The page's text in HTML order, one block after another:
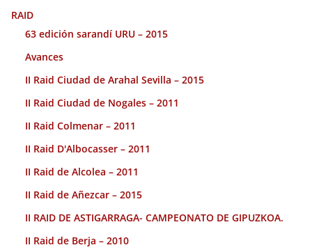
RAID
63 edición sarandí URU – 2015
Avances
II Raid Ciudad de Arahal Sevilla – 2015
II Raid Ciudad de Nogales – 2011
II Raid Colmenar – 2011
II Raid D'Albocasser – 2011
II Raid de Alcolea – 2011
II Raid de Añezcar – 2015
II RAID DE ASTIGARRAGA- CAMPEONATO DE GIPUZKOA.
II Raid de Berja – 2010